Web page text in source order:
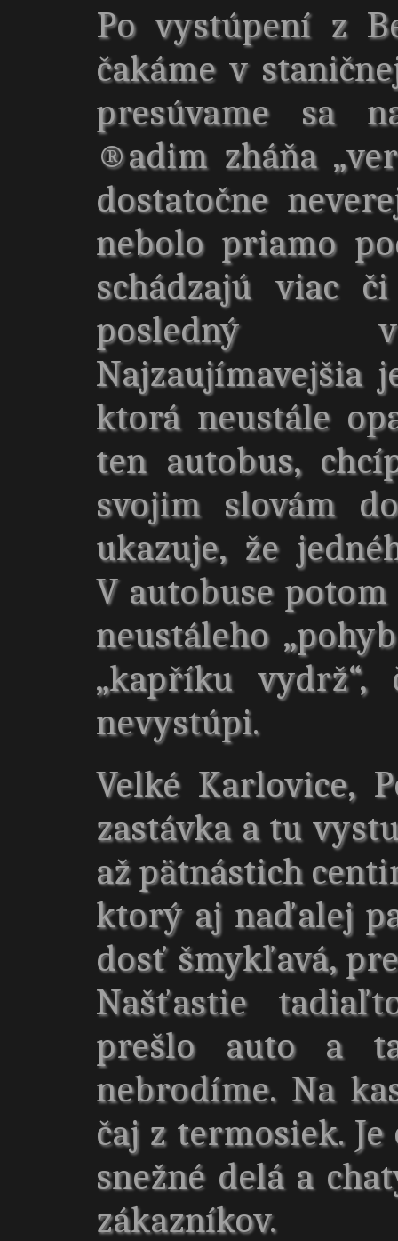
Po vystúpení z
čakáme v
presúvame sa
®adim zháňa
dostatočne
nebolo priamo
schádzajú viac
posledný
Najzaujímavejšia
ktorá neustále
ten autobus,
svojim slovám
ukazuje, že
V autobuse
neustáleho
„kapříku
nevystúpi.
Velké Karlovice,
zastávka a tu
až pätnástich
ktorý aj naďalej
dosť šmykľavá,
Našťastie
prešlo auto a
nebrodíme. Na
čaj z termosiek.
snežné delá a
zákazníkov.